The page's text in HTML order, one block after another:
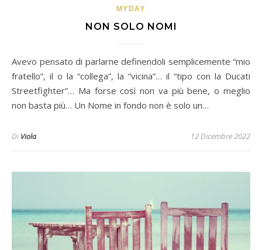
MYDAY
NON SOLO NOMI
Avevo pensato di parlarne definendoli semplicemente “mio
fratello”, il o la “collega”, la “vicina”… il “tipo con la Ducati
Streetfighter”… Ma forse così non va più bene, o meglio
non basta più… Un Nome in fondo non è solo un…
Di Viola 12 Dicembre 2022